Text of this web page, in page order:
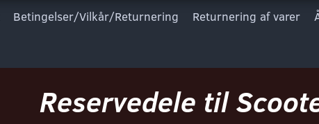
Betingelser/Vilkår/Returnering Returnering af varer
Reservedele til